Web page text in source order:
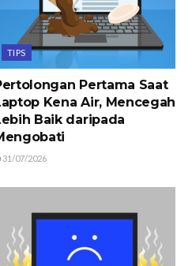
TIPS
Pertama Saat
Kena Air, Mencegah
Baik daripada
31/07/2026